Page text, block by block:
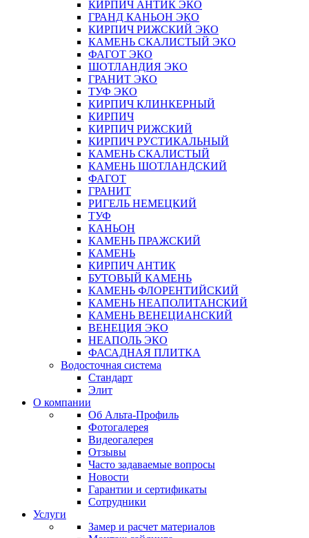
КИРПИЧ АНТИК ЭКО
ГРАНД КАНЬОН ЭКО
КИРПИЧ РИЖСКИЙ ЭКО
КАМЕНЬ СКАЛИСТЫЙ ЭКО
ФАГОТ ЭКО
ШОТЛАНДИЯ ЭКО
ГРАНИТ ЭКО
ТУФ ЭКО
КИРПИЧ КЛИНКЕРНЫЙ
КИРПИЧ
КИРПИЧ РИЖСКИЙ
КИРПИЧ РУСТИКАЛЬНЫЙ
КАМЕНЬ СКАЛИСТЫЙ
КАМЕНЬ ШОТЛАНДСКИЙ
ФАГОТ
ГРАНИТ
РИГЕЛЬ НЕМЕЦКИЙ
ТУФ
КАНЬОН
КАМЕНЬ ПРАЖСКИЙ
КАМЕНЬ
КИРПИЧ АНТИК
БУТОВЫЙ КАМЕНЬ
КАМЕНЬ ФЛОРЕНТИЙСКИЙ
КАМЕНЬ НЕАПОЛИТАНСКИЙ
КАМЕНЬ ВЕНЕЦИАНСКИЙ
ВЕНЕЦИЯ ЭКО
НЕАПОЛЬ ЭКО
ФАСАДНАЯ ПЛИТКА
Водосточная система
Стандарт
Элит
О компании
Об Альта-Профиль
Фотогалерея
Видеогалерея
Отзывы
Часто задаваемые вопросы
Новости
Гарантии и сертификаты
Сотрудники
Услуги
Замер и расчет материалов